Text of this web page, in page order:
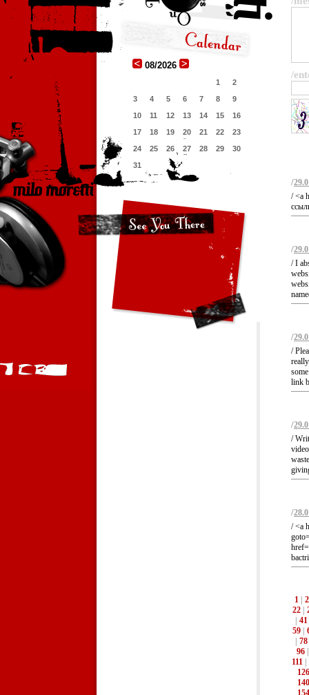
08/2026
1
2
3
4 5 6 7 8
9
10
11 12 13 14 15
16
17
18 19 20 21 22
23
24
25 26 27 28 29
30
31
/
/
/ <a
/
/ I
/
/
link
/
/
/
/ <a
1
2
22|
41
59|
78
96
111|
126
140
154